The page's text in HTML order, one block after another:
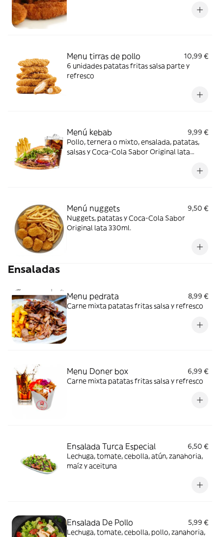
Menu tirras de pollo
10,99 €
6 unidades patatas fritas salsa parte y
refresco
Menú kebab
9,99 €
Pollo, ternera o mixto, ensalada, patatas,
salsas y Coca-Cola Sabor Original lata
Menú nuggets
9,50 €
Nuggets, patatas y Coca-Cola Sabor
Original lata 330ml.
Ensaladas
Menu pedrata
8,99 €
Carne mixta patatas fritas salsa y refresco
Menu Doner box
6,99 €
Carne mixta patatas fritas salsa y refresco
Ensalada Turca Especial
6,50 €
Lechuga, tomate, cebolla, atún, zanahoria,
maíz y aceituna
Ensalada De Pollo
5,99 €
Lechuga, tomate, cebolla, pollo, zanahoria,